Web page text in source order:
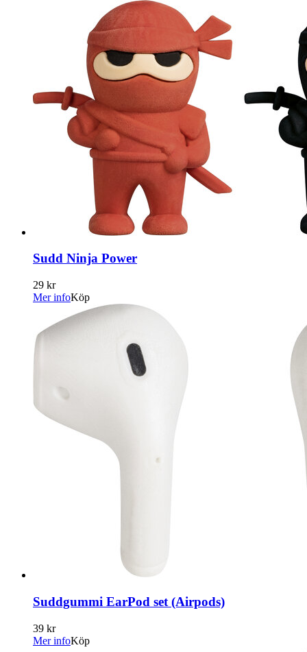
Sudd Ninja Power
29 kr
Mer infoKöp
Suddgummi EarPod set (Airpods)
39 kr
Mer infoKöp